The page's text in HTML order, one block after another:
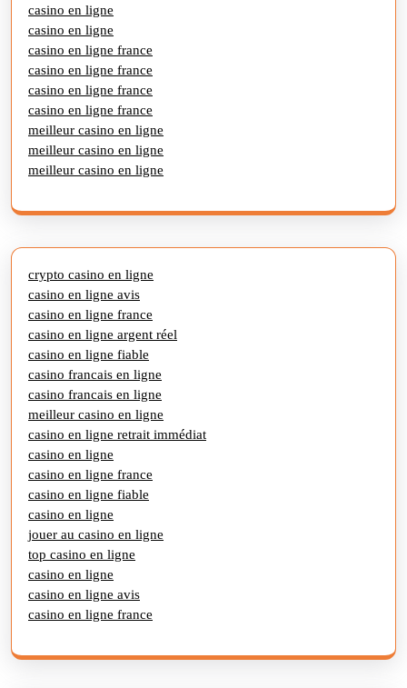
casino en ligne
casino en ligne
casino en ligne france
casino en ligne france
casino en ligne france
casino en ligne france
meilleur casino en ligne
meilleur casino en ligne
meilleur casino en ligne
crypto casino en ligne
casino en ligne avis
casino en ligne france
casino en ligne argent réel
casino en ligne fiable
casino francais en ligne
casino francais en ligne
meilleur casino en ligne
casino en ligne retrait immédiat
casino en ligne
casino en ligne france
casino en ligne fiable
casino en ligne
jouer au casino en ligne
top casino en ligne
casino en ligne
casino en ligne avis
casino en ligne france